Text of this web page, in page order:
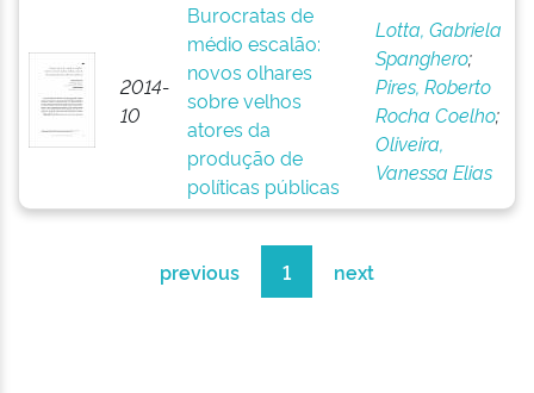
2014-
10
Burocratas de
médio escalão:
novos olhares
sobre velhos
atores da
produção de
políticas públicas
Lotta, Gabriela
Spanghero;
Pires, Roberto
Rocha Coelho;
Oliveira,
Vanessa Elias
previous 1 next